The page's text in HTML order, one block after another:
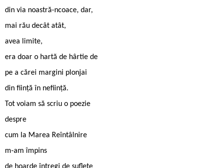
din via noastră-ncoace, dar,
mai rău decât atât,
avea limite,
era doar o hartă de hârtie de
pe a cărei margini plonjai
din ființă în neființă.
Tot voiam să scriu o poezie
despre
cum la Marea Reîntâlnire
m-am împins
de hoarde întregi de suflete